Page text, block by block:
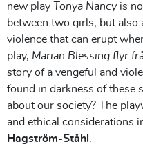
new play Tonya Nancy is
between two girls, but also
violence that can erupt
play, Marian Blessing flyr
story of a vengeful and
found in darkness of these
about our society? The
and ethical considerations
Hagström-Ståhl.